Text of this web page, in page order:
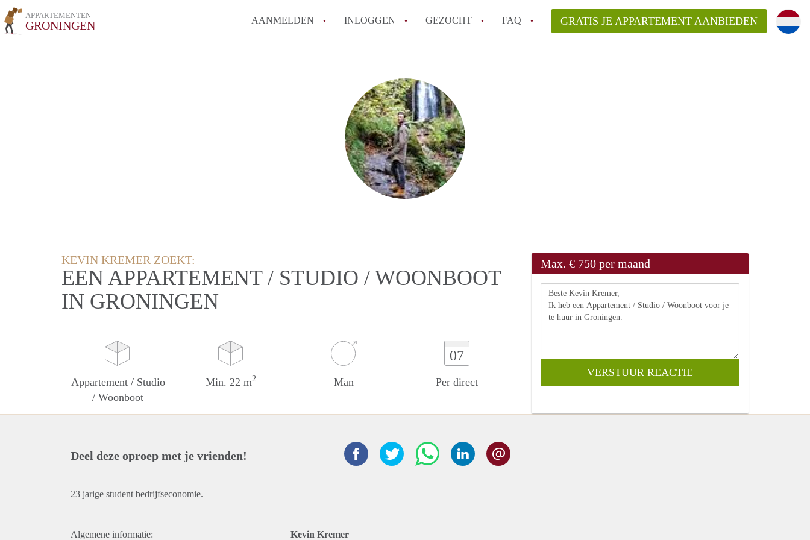
APPARTEMENTEN
GRONINGEN AANMELDEN INLOGGEN GEZOCHT FAQ
Hoe werkt Appartement Groningen
Hoeveel kost het om te reageren op een Appartement in Groningen?
How to translate AppartementGroningen?
Wat is AppartementenGroningen?
Wat is de privacyverklaring van AppartementenGroningen?
Alle veelgestelde vragen
GRATIS JE APPARTEMENT AANBIEDEN
KEVIN KREMER ZOEKT:
EEN APPARTEMENT / STUDIO / WOONBOOT
IN GRONINGEN
Appartement / Studio
/ Woonboot
Min. 22 m2 Man
07
Per direct
Max. € 750 per maand
Deel deze oproep met je vrienden!
23 jarige student bedrijfseconomie.
Algemene informatie: Kevin Kremer